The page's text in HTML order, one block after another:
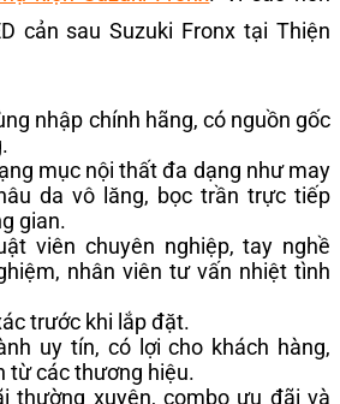
cản sau Suzuki Fronx tại Thiện
nhập chính hãng, có nguồn gốc
mục nội thất đa dạng như may
da vô lăng, bọc trần trực tiếp
gian.
viên chuyên nghiệp, tay nghề
nhân viên tư vấn nhiệt tình
trước khi lắp đặt.
uy tín, có lợi cho khách hàng,
từ các thương hiệu.
thường xuyên, combo ưu đãi và